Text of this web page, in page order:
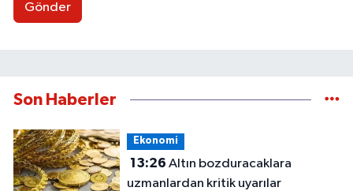
Gönder
Son Haberler
Ekonomi
13:26
uzmanlardan kritik uyarılar